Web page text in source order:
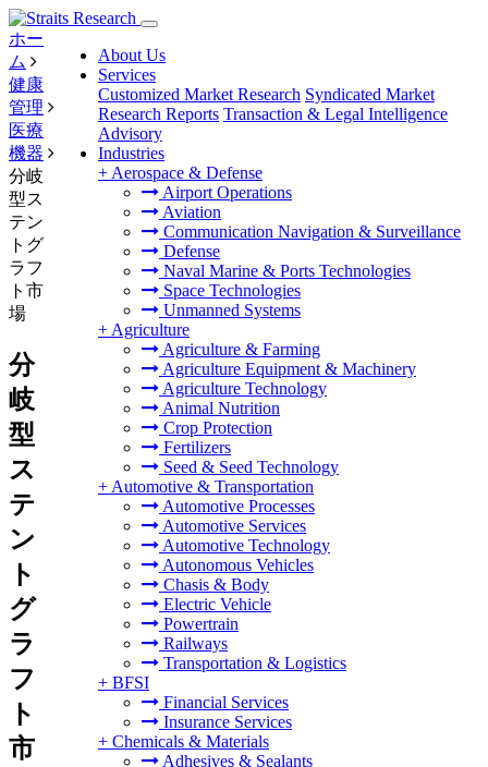
About Us
Services
Customized Market Research Syndicated Market
Research Reports Transaction & Legal Intelligence
Advisory
Industries
+ Aerospace & Defense
Airport Operations
Aviation
Communication Navigation & Surveillance
Defense
Naval Marine & Ports Technologies
Space Technologies
Unmanned Systems
+ Agriculture
Agriculture & Farming
Agriculture Equipment & Machinery
Agriculture Technology
Animal Nutrition
Crop Protection
Fertilizers
Seed & Seed Technology
+ Automotive & Transportation
Automotive Processes
Automotive Services
Automotive Technology
Autonomous Vehicles
Chasis & Body
Electric Vehicle
Powertrain
Railways
Transportation & Logistics
+ BFSI
Financial Services
Insurance Services
+ Chemicals & Materials
Adhesives & Sealants
ホー
ム
健康
管理
医療
機器
分岐
型ス
テン
トグ
ラフ
ト市
場
分
岐
型
ス
テ
ン
ト
グ
ラ
フ
ト
市